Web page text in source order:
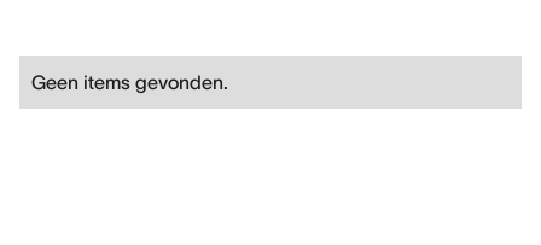
Geen items gevonden.